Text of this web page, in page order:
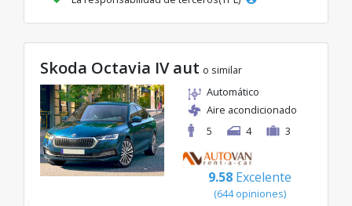
Skoda Octavia IV aut o similar
Automático
Aire acondicionado
5
4 3
9.58 Excelente
(644 opiniones)